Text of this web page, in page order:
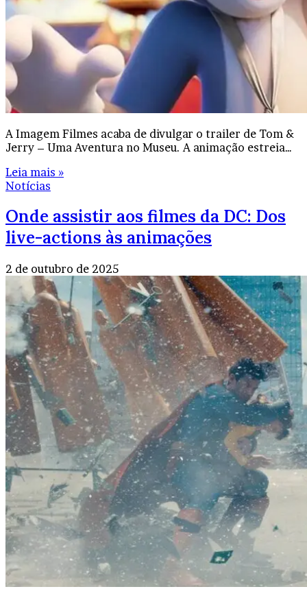
A Imagem Filmes acaba de divulgar o trailer de Tom &
Jerry – Uma Aventura no Museu. A animação estreia…
Leia mais »
Notícias
Onde assistir aos filmes da DC: Dos
live-actions às animações
2 de outubro de 2025